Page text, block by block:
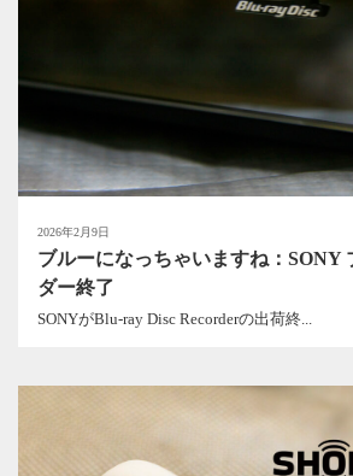
2026年2月9日
ブルーになっちゃいますね：SONY
ダー終了
SONYがBlu-ray Disc Recorderの出荷終...